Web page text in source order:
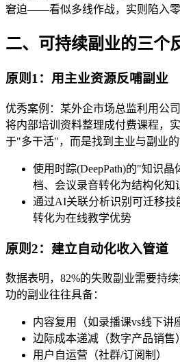
窘迫——看似多线作战，实则陷入零
二、可持续副业的三个
原则1：用主业资源反哺副业
优秀案例：某外企市场总监利用公
将内部培训资料整理成付费课程，
于"多干活"，而是找到主业与副业的
使用时踪(DeepPath)的"知识
档、会议录音转化为结构化知
通过AI关联分析识别可迁移技
转化为在线教学优势
原则2：建立自动化收入管道
数据表明，82%的失败副业需要持
功的副业往往具备：
内容复用（如录播课vs线下讲
边际成本递减（数字产品销售）
用户自运营（社群/订阅制）